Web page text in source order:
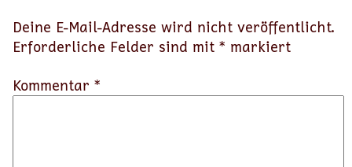
Deine E-Mail-Adresse wird nicht veröffentlicht.
Erforderliche Felder sind mit * markiert
Kommentar *